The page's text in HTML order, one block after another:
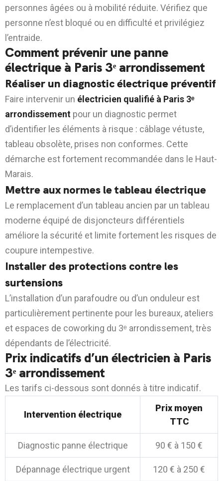
personnes âgées ou à mobilité réduite. Vérifiez que
personne n’est bloqué ou en difficulté et privilégiez
l’entraide.
Comment prévenir une panne
électrique à Paris 3ᵉ arrondissement
Réaliser un diagnostic électrique préventif
Faire intervenir un électricien qualifié à Paris 3ᵉ
arrondissement pour un diagnostic permet
d’identifier les éléments à risque : câblage vétuste,
tableau obsolète, prises non conformes. Cette
démarche est fortement recommandée dans le Haut-
Marais.
Mettre aux normes le tableau électrique
Le remplacement d’un tableau ancien par un tableau
moderne équipé de disjoncteurs différentiels
améliore la sécurité et limite fortement les risques de
coupure intempestive.
Installer des protections contre les
surtensions
L’installation d’un parafoudre ou d’un onduleur est
particulièrement pertinente pour les bureaux, ateliers
et espaces de coworking du 3ᵉ arrondissement, très
dépendants de l’électricité.
Prix indicatifs d’un électricien à Paris
3ᵉ arrondissement
Les tarifs ci-dessous sont donnés à titre indicatif.
Intervention électrique
Prix moyen
TTC
Diagnostic panne électrique 90 € à 150 €
Dépannage électrique urgent 120 € à 250 €